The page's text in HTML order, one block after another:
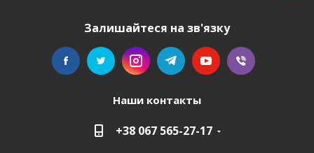
Залишайтеся на зв'язку
Наши контакты
+38 067 565-27-17